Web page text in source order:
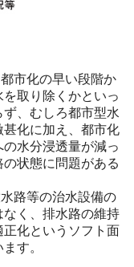
市化の早い段階か
取り除くかといっ
、むしろ都市型水
化に加え、都市化
水分浸透量が減っ
状態に問題がある
路等の治水設備の
く、排水路の維持
化というソフト面
す。